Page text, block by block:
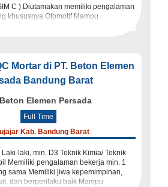
C ) Diutamakan memiliki pengalaman
khususnya Otomotif Mampu
Mortar di PT. Beton Elemen
Bandung Barat
Elemen Persada
Full Time
Kab. Bandung Barat
laki, min. D3 Teknik Kimia/ Teknik
Memiliki pengalaman bekerja min. 1
sama Memiliki jiwa kepemimpinan,
dan berperilaku baik Mampu